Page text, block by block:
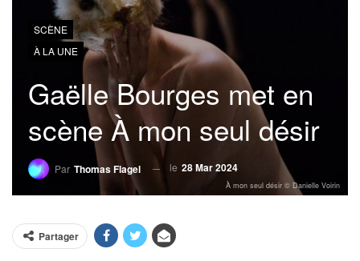
SCÈNE
À LA UNE
Gaëlle Bourges met en
scène À mon seul désir
Par Thomas Flagel le 28 Mar 2024
À mon seul désir © Danielle Voirin
Partager